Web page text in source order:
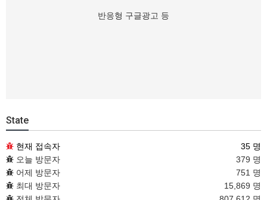
반응형 구글광고 등
State
현재 접속자
35 명
오늘 방문자
379 명
어제 방문자
751 명
최대 방문자
15,869 명